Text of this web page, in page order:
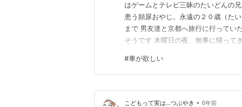
はゲームとテレビ三昧のたいどんの
患う頻尿おやじ。永遠の２０歳（た
まで 男友達と京都へ旅行に行ってい
そうです 木曜日の夜、無事に帰って
よく見てみると、賞味期限が近いも
はだいたい私が食べています。太る
#車が欲しい
こどもって実は…つぶやき • 6年前